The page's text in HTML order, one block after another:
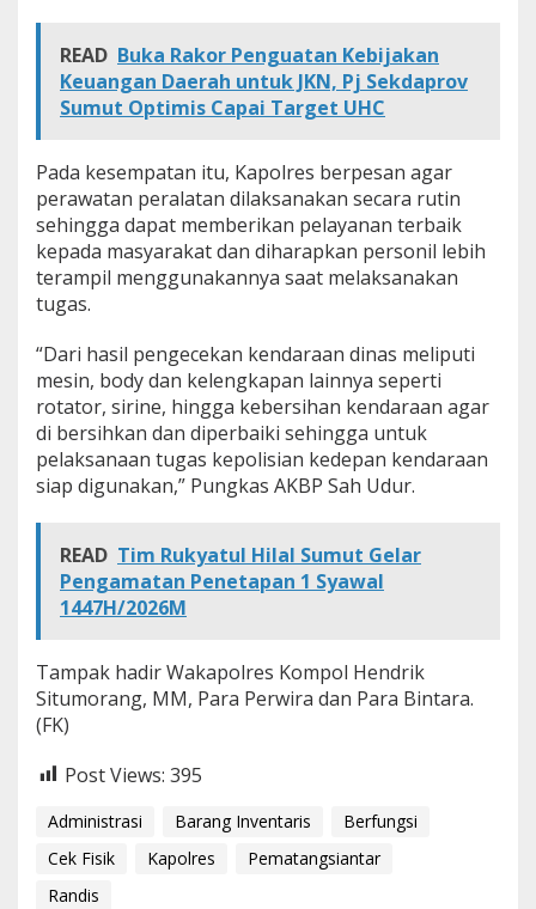
n
t
a
r
k
F
s
i
k
n
A
d
m
i
n
i
a
s
i
n
d
READ Buka Rakor Penguatan Kebijakan
Keuangan Daerah untuk JKN, Pj Sekdaprov
Sumut Optimis Capai Target UHC
Pada kesempatan itu, Kapolres berpesan agar
perawatan peralatan dilaksanakan secara rutin
sehingga dapat memberikan pelayanan terbaik
kepada masyarakat dan diharapkan personil lebih
terampil menggunakannya saat melaksanakan
tugas.
“Dari hasil pengecekan kendaraan dinas meliputi
mesin, body dan kelengkapan lainnya seperti
rotator, sirine, hingga kebersihan kendaraan agar
di bersihkan dan diperbaiki sehingga untuk
pelaksanaan tugas kepolisian kedepan kendaraan
siap digunakan,” Pungkas AKBP Sah Udur.
READ Tim Rukyatul Hilal Sumut Gelar
Pengamatan Penetapan 1 Syawal
1447H/2026M
Tampak hadir Wakapolres Kompol Hendrik
Situmorang, MM, Para Perwira dan Para Bintara.
(FK)
Post Views: 395
Administrasi Barang Inventaris
Berfungsi
Cek Fisik
Kapolres
Pematangsiantar
Randis